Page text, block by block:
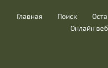
Главная Поиск
Онлайн